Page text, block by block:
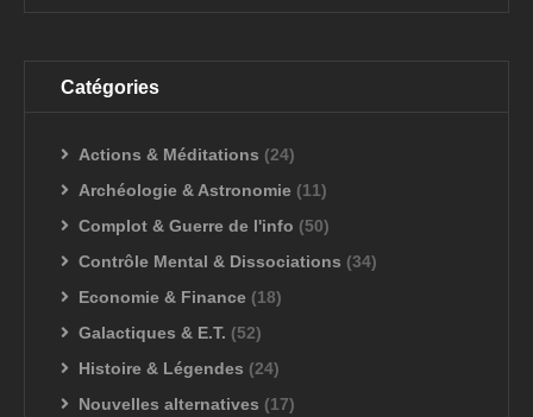
Catégories
Actions & Méditations (24)
Archéologie & Astronomie (11)
Complot & Guerre de l'info (50)
Contrôle Mental & Dissociations (34)
Economie & Finance (18)
Galactiques & E.T. (52)
Histoire & Légendes (24)
Nouvelles alternatives (17)